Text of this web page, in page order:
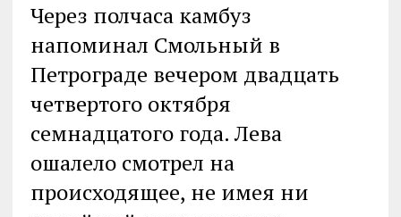
Через полчаса камбуз
напоминал Смольный в
Петрограде вечером двадцать
четвертого октября
семнадцатого года. Лева
ошалело смотрел на
происходящее, не имея ни